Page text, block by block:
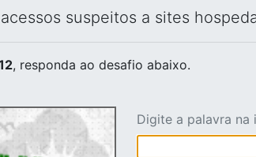
suspeitos a sites
, responda ao desafio abaixo.
Digite a palavra na